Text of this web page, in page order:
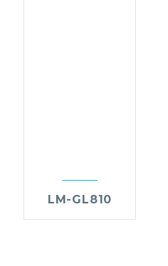
LM-GL810